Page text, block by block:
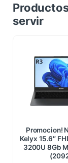
servir
Promocion!
Kelyx 15.6″
3200U 8Gb